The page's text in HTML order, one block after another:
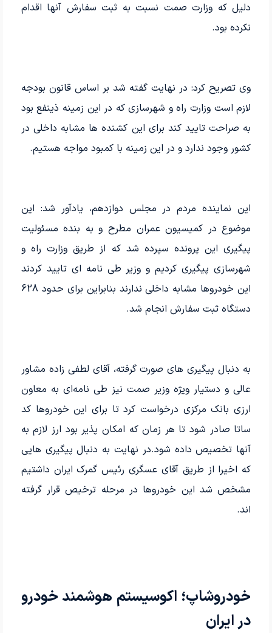
دلیل که وزارت صمت نسبت به ثبت سفارش آنها اقدام
نکرده بود.
وی تصریح کرد: در نهایت گفته شد بر اساس قانون بودجه
لازم است وزارت راه و شهرسازی که در این زمینه ذینفع بود
به صراحت تایید کند برای این کشنده ها مشابه داخلی در
کشور وجود ندارد و در این زمینه با کمبود مواجه هستیم.
این نماینده مردم در مجلس دوازدهم، یادآور شد: این
موضوع در کمیسیون عمران مطرح و به بنده مسئولیت
پیگیری این پرونده سپرده شد که از طریق وزارت راه و
شهرسازی پیگیری کردیم و وزیر طی نامه ای تایید کردند
این خودروها مشابه داخلی ندارند بنابراین برای حدود 628
دستگاه ثبت سفارش انجام شد.
به دنبال پیگیری های صورت گرفته، آقای لطفی زاده مشاور
عالی و دستیار ویژه وزیر صمت نیز طی نامه‌ای به معاون
ارزی بانک مرکزی درخواست کرد تا برای این خودروها کد
ساتا صادر شود تا هر زمان که امکان پذیر بود ارز لازم به
آنها تخصیص داده شود.در نهایت به دنبال پیگیری هایی
که اخیرا از طریق آقای عسگری رئیس گمرک ایران داشتیم
مشخص شد این خودروها در مرحله ترخیص قرار گرفته
اند.
خودروشاپ؛ اکوسیستم هوشمند خودرو
در ایران